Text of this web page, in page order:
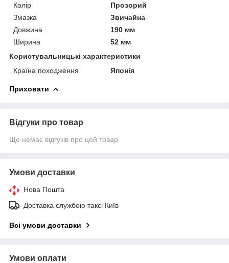
Колір
Прозорий
Змазка
Звичайна
Довжина
190 мм
Ширина
52 мм
Користувальницькі характеристики
Країна походження
Японія
Приховати
Відгуки про товар
Ще немає відгуків про цей товар
Умови доставки
Нова Пошта
Доставка службою таксі Київ
Всі умови доставки
Умови оплати